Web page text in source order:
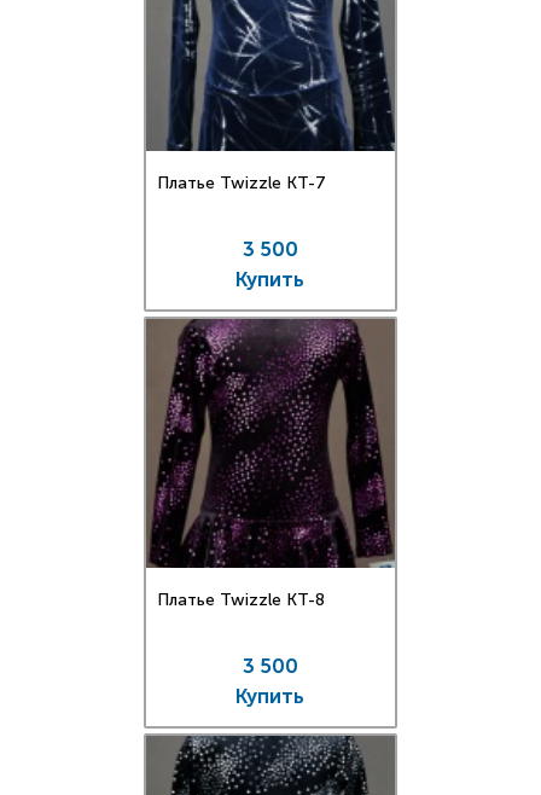
Платье Twizzle КT-7
3 500
Купить
Платье Twizzle КT-8
3 500
Купить